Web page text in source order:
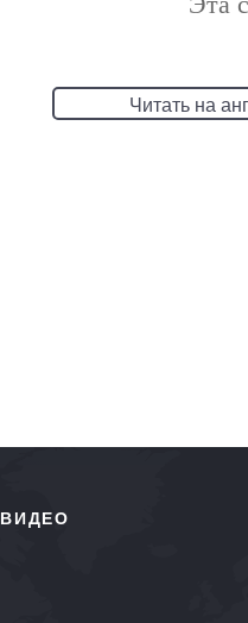
Читать на
ВИДЕО